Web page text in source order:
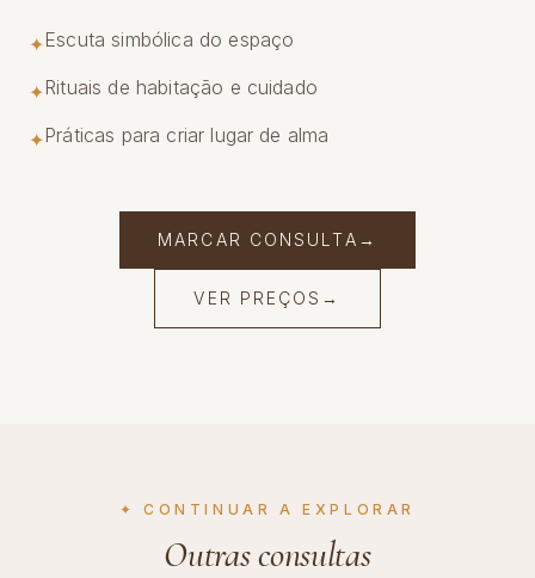
✦Escuta simbólica do espaço
✦Rituais de habitação e cuidado
✦Práticas para criar lugar de alma
MARCAR CONSULTA →
VER PREÇOS →
✦ CONTINUAR A EXPLORAR
Outras consultas